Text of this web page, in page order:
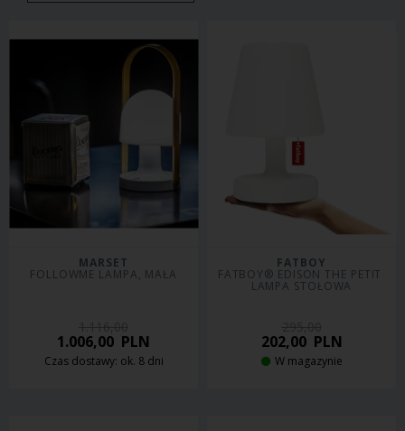
MARSET
FOLLOWME LAMPA, MAŁA
1.006,00 PLN
Czas dostawy: ok. 8 dni
FATBOY
FATBOY® EDISON THE PETIT
LAMPA STOŁOWA
202,00PLN
W magazynie